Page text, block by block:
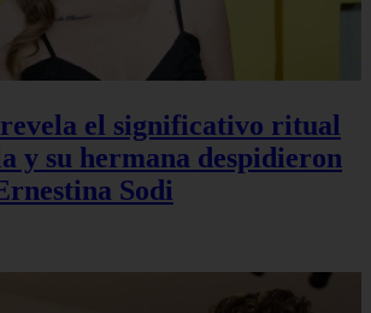
el significativo ritual
y su hermana despidieron
Sodi